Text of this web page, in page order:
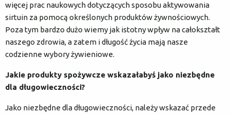
więcej prac naukowych dotyczących sposobu aktywowania
sirtuin za pomocą określonych produktów żywnościowych.
Poza tym bardzo dużo wiemy jak istotny wpływ na całokształt
naszego zdrowia, a zatem i długość życia mają nasze
codzienne wybory żywieniowe.
Jakie produkty spożywcze wskazałabyś jako niezbędne
dla długowieczności?
Jako niezbędne dla długowieczności, należy wskazać przede